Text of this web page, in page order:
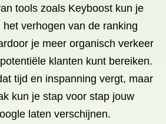
tools zoals Keyboost kun je
verhogen van de ranking
je meer organisch verkeer
klanten kunt bereiken.
tijd en inspanning vergt, maar
kun je stap voor stap jouw
laten verschijnen.